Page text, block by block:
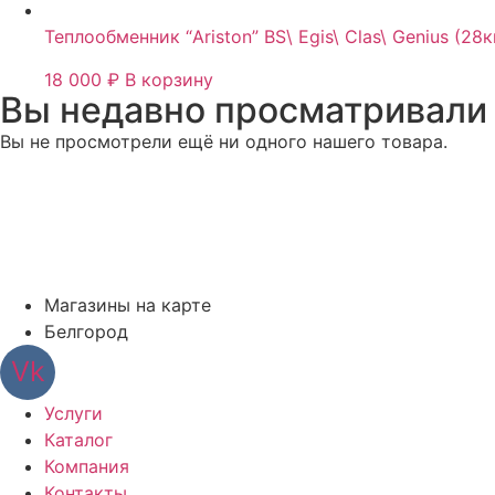
Теплообменник “Ariston” BS\ Egis\ Clas\ Genius
18 000 ₽ В корзину
Вы недавно просматривали
Вы не просмотрели ещё ни одного нашего товара.
Магазины на карте
Белгород
Vk
Услуги
Каталог
Компания